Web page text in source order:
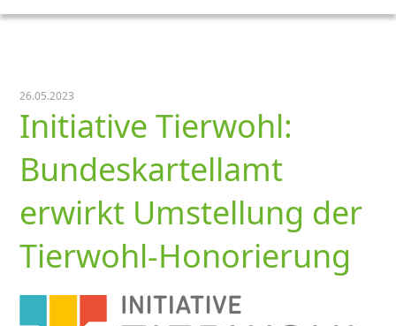
26.05.2023
Initiative Tierwohl:
Bundeskartellamt
erwirkt Umstellung der
Tierwohl-Honorierung